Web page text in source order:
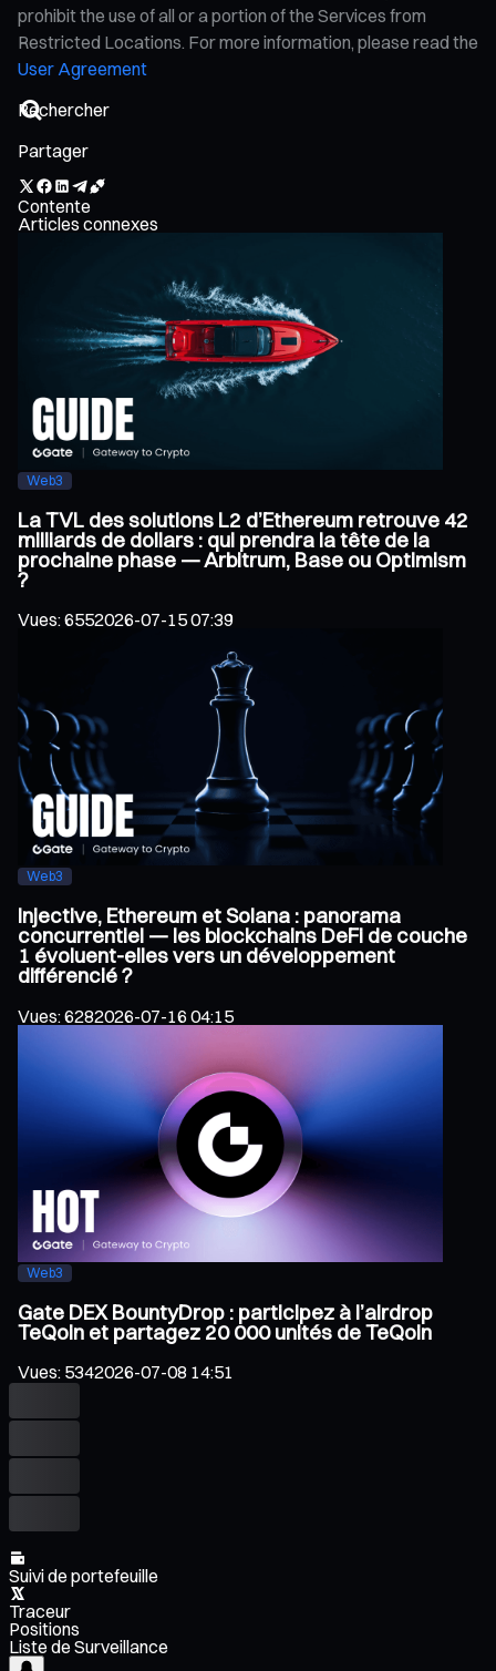
prohibit the use of all or a portion of the Services from
Restricted Locations. For more information, please read the
User Agreement
Partager
Contente
Articles connexes
Web3
La TVL des solutions L2 d’Ethereum retrouve 42
milliards de dollars : qui prendra la tête de la
prochaine phase — Arbitrum, Base ou Optimism
?
Vues:6552026-07-15 07:39
Web3
Injective, Ethereum et Solana : panorama
concurrentiel — les blockchains DeFi de couche
1 évoluent-elles vers un développement
différencié ?
Vues:6282026-07-16 04:15
Web3
Gate DEX BountyDrop : participez à l’airdrop
TeQoin et partagez 20 000 unités de TeQoin
Vues: 5342026-07-08 14:51
Suivi de portefeuille
Traceur
Positions
Liste de Surveillance